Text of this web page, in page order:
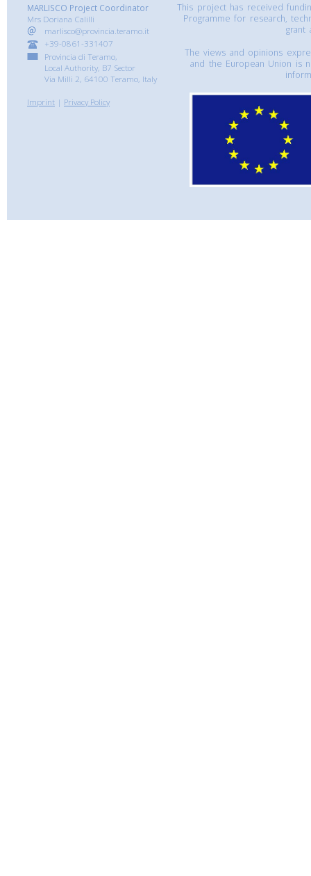
MARLISCO Project Coordinator
Mrs Doriana Calilli
marlisco@provincia.teramo.it
+39-0861-331407
Provincia di Teramo,
Local Authority, B7 Sector
Via Milli 2, 64100 Teramo, Italy
Imprint | Privacy Policy
This project has received
Programme for research,
grant
The views and opinions
and the European Union is